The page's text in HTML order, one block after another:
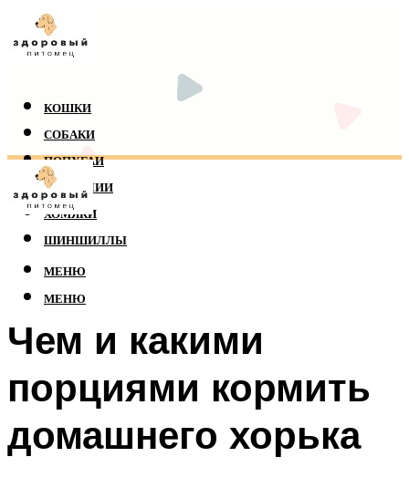
КОШКИ
СОБАКИ
ПОПУГАИ
РЕПТИЛИИ
ХОМЯКИ
ШИНШИЛЛЫ
МЕНЮ
МЕНЮ
Чем и какими
порциями кормить
домашнего хорька